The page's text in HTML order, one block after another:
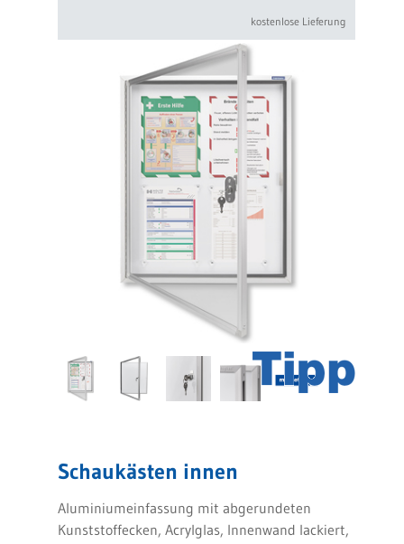
kostenlose Lieferung
Schaukästen innen
Aluminiumeinfassung mit abgerundeten
Kunststoffecken, Acrylglas, Innenwand lackiert,